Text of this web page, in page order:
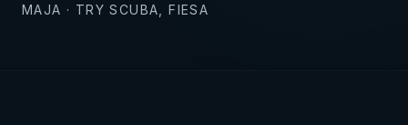
MAJA · TRY SCUBA, FIESA